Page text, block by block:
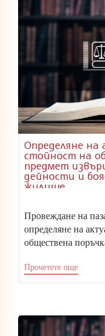
Определяне на
стойност на
предмет
дейности и
жилище
Провеждане на
определяне на
обществена
Прочетете още